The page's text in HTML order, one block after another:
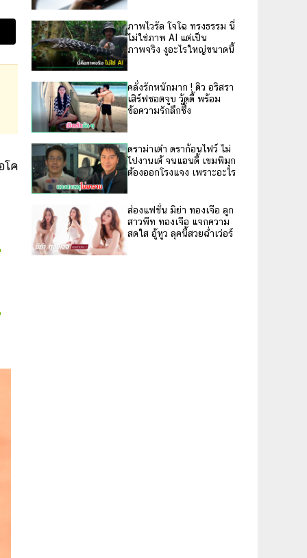
โค
ภาพไวรัล โจโฉ ทรงธรรม นี่
ไม่ใช่ภาพ AI แต่เป็น
ภาพจริง งูอะไรใหญ่ขนาดนี้
คลั่งรักหนักมาก ! ดิว อริสรา
เสิร์ฟชอตจูบ วู้ดดี้ พร้อม
ข้อความรักลึกซึ้ง
ดราม่าเต๋า ดราก้อนไฟว์ ไม่
ไปงานเต้ จนแอนดี้ เขมพิมุก
ต้องออกโรงแจง เพราะอะไร
ส่องแฟชั่น มิย่า ทองเจือ ลูก
สาวพีท ทองเจือ แจกความ
สดใส อู้หูว ลุคนี้สวยฉ่ำเว่อร์